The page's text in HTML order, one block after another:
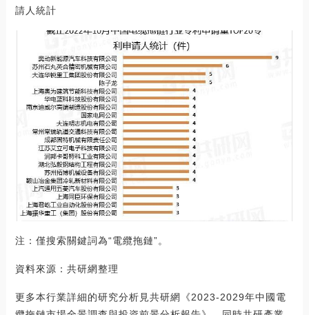
請人統計
注：僅搜索關鍵詞為“電纜拖鏈”。
資料來源：共研網整理
更多本行業詳細的研究分析見共研網《2023-2029年中國電